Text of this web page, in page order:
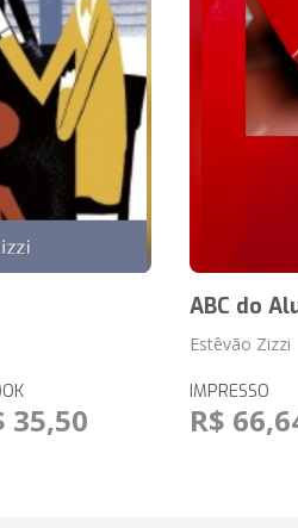
35,50
ABC do
Estêvão Zizzi
IMPRESSO
R$